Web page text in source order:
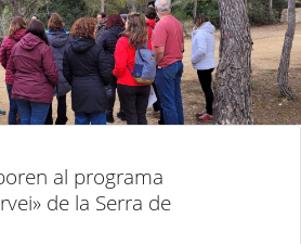
al programa
de la Serra de